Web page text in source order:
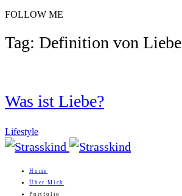
FOLLOW ME
Tag: Definition von Liebe
Was ist Liebe?
Lifestyle
Home
Über Mich
Portfolio